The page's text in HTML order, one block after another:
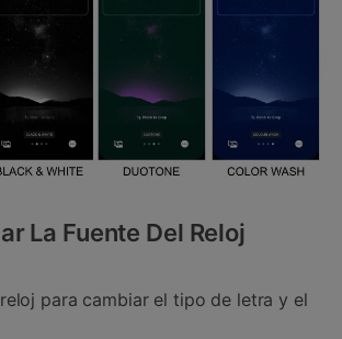
La Fuente Del Reloj
para cambiar el tipo de letra y el